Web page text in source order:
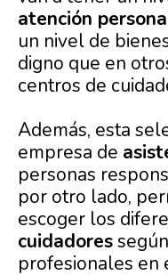
atención
un nivel de
digno que en
centros de
Además, esta
empresa de
personas
por otro lado,
escoger los
cuidadores
profesionales en